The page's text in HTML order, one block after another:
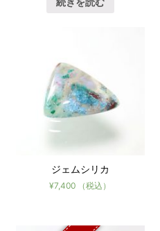
ジェムシリカ
¥7,400 （税込）